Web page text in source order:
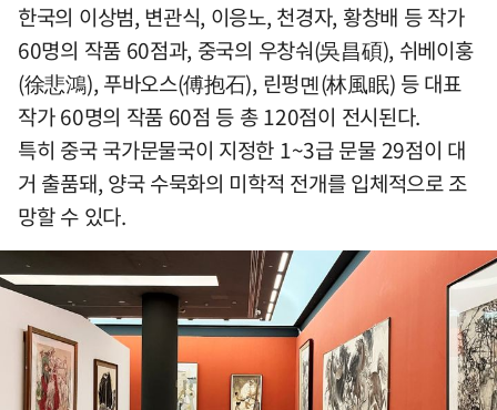
한국의 이상범, 변관식, 이응노, 천경자, 황창배 등 작가
60명의 작품 60점과, 중국의 우창숴(吳昌碩), 쉬베이훙
(徐悲鴻), 푸바오스(傅抱石), 린펑몐(林風眠) 등 대표
작가 60명의 작품 60점 등 총 120점이 전시된다.
특히 중국 국가문물국이 지정한 1~3급 문물 29점이 대
거 출품돼, 양국 수묵화의 미학적 전개를 입체적으로 조
망할 수 있다.